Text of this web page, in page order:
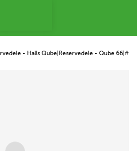
- Halls Qube Reservedele - Qube 66